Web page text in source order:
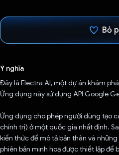
Bỏ
Ý nghĩa
Đây là Electra AI, một dự án khám
Ứng dụng này sử dụng API Google
Ứng dụng cho phép người dùng tạo
chính trị) ở một quốc gia nhất định.
kiến thức để mô tả bản thân và
phiên bản minh hoạ được thiết lập để